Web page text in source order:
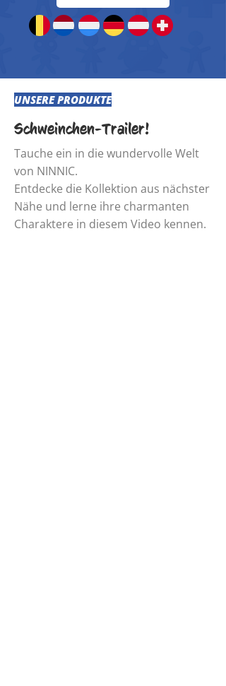
UNSERE PRODUKTE
Schweinchen-Trailer!
Tauche ein in die wundervolle Welt
von NINNIC.
Entdecke die Kollektion aus nächster
Nähe und lerne ihre charmanten
Charaktere in diesem Video kennen.